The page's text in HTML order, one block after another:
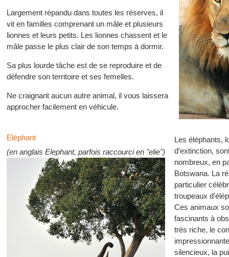
Largement répandu dans toutes les réserves, il
vit en familles comprenant un mâle et plusieurs
lionnes et leurs petits. Les lionnes chassent et le
mâle passe le plus clair de son temps à dormir.
Sa plus lourde tâche est de se reproduire et de
défendre son territoire et ses femelles.
Ne craignant aucun autre animal, il vous laissera
approcher facilement en véhicule.
Eléphant
(en anglais Elephant, parfois raccourci en "elie")
Les éléphants,
d'extinction,
nombreux, en
Botswana. La
particulier
troupeaux
Ces animaux
fascinants à
très riche, le
silencieux, la